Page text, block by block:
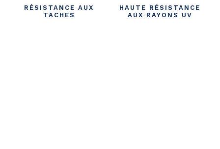
RÉSISTANCE AUX
TACHES
HAUTE RÉSISTANCE
AUX RAYONS UV